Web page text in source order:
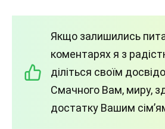
Якщо залишились
коментарях я з
діліться своїм
Смачного Вам, миру,
достатку Вашим